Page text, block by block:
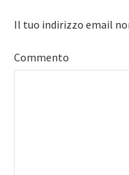
Il tuo indirizzo email
Commento